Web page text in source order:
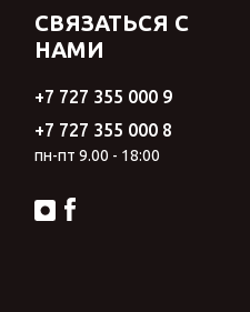
СВЯЗАТЬСЯ С
НАМИ
+7 727 355 000 9
+7 727 355 000 8
пн-пт 9.00 - 18:00